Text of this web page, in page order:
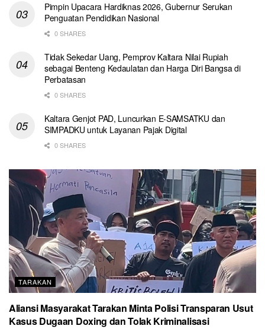
Pimpin Upacara Hardiknas 2026, Gubernur Serukan
Penguatan Pendidikan Nasional
0 SHARES
Tidak Sekedar Uang, Pemprov Kaltara Nilai Rupiah
sebagai Benteng Kedaulatan dan Harga Diri Bangsa di
Perbatasan
0 SHARES
Kaltara Genjot PAD, Luncurkan E-SAMSATKU dan
SIMPADKU untuk Layanan Pajak Digital
0 SHARES
TARAKAN
Aliansi Masyarakat Tarakan Minta Polisi Transparan Usut
Kasus Dugaan Doxing dan Tolak Kriminalisasi